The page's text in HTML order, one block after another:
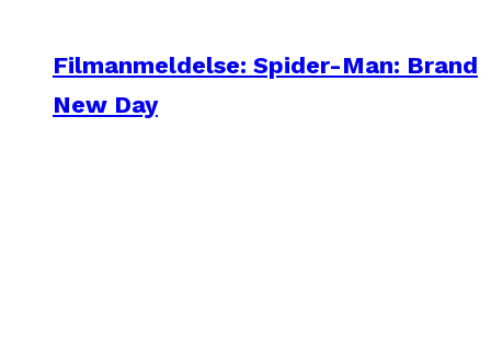
Filmanmeldelse: Spider-Man: Brand
New Day